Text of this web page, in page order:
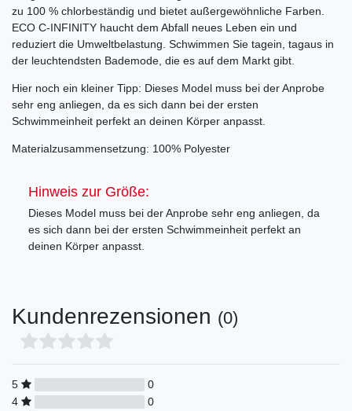
zu 100 % chlorbeständig und bietet außergewöhnliche Farben.
ECO C-INFINITY haucht dem Abfall neues Leben ein und
reduziert die Umweltbelastung. Schwimmen Sie tagein, tagaus in
der leuchtendsten Bademode, die es auf dem Markt gibt.
Hier noch ein kleiner Tipp: Dieses Model muss bei der Anprobe
sehr eng anliegen, da es sich dann bei der ersten
Schwimmeinheit perfekt an deinen Körper anpasst.
Materialzusammensetzung: 100% Polyester
Hinweis zur Größe:
Dieses Model muss bei der Anprobe sehr eng anliegen, da
es sich dann bei der ersten Schwimmeinheit perfekt an
deinen Körper anpasst.
Kundenrezensionen (0)
5
0
4
0